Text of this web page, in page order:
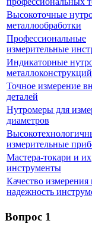
Высокоточные
металлообработки
Профессиональные
измерительные
Индикаторные
металлоконструкций
Точное измерение
деталей
Нутромеры для
диаметров
измерительные
Мастера-токари и их
инструменты
Качество измерения
надежность
Вопрос 1